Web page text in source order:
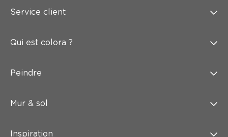
Service client
Qui est colora ?
Peindre
Mur & sol
Inspiration